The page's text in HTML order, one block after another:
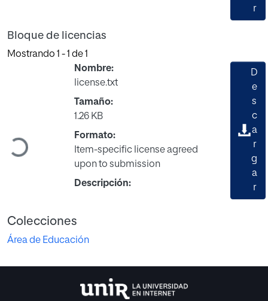
r
Bloque de licencias
Mostrando 1 - 1 de 1
Cargando...
Nombre:
license.txt
Tamaño:
1.26 KB
Formato:
Item-specific license agreed
upon to submission
Descripción:
D
e
s
c
a
r
g
a
r
Colecciones
Área de Educación